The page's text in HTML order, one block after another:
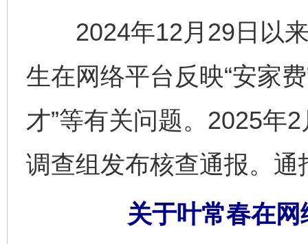
2024年12月29日以来
生在网络平台反映“安家
才”等有关问题。2025年
调查组发布核查通报。通
关于叶常春在